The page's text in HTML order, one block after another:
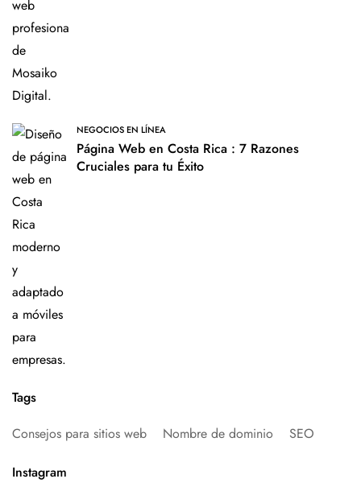
NEGOCIOS EN LÍNEA
Página Web en Costa Rica : 7 Razones
Cruciales para tu Éxito
Tags
Consejos para sitios web
Nombre de dominio SEO
Instagram